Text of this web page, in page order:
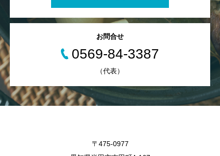
お問合せ
0569-84-3387
（代表）
〒475-0977